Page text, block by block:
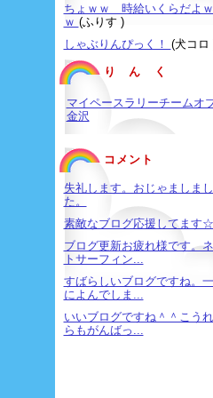
ちょｗｗ 時給いくらだよ
ｗ (ふりす )
しゃぶりんぴっく！ (犬コロ
り ん く
マイペースラリーチームオ
金沢
コメント
失礼します。おじゃましまし
た。
素敵なブログ応援してます☆
ブログ更新お疲れ様です。
トサーフィン...
すばらしいブログですね。
によんでしま...
いいブログですね＾＾こう
らもがんばっ...